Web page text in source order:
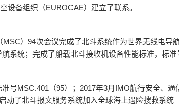
设备组织（EUROCAE）建立了联系。
）94次会议完成了北斗系统作为世界无线电导
系统；完成了船载北斗接收机设备性能标准，标准
号MSC.401（95）；2017年3月IMO航行安全、
了北斗报文服务系统加入全球海上遇险搜救系统